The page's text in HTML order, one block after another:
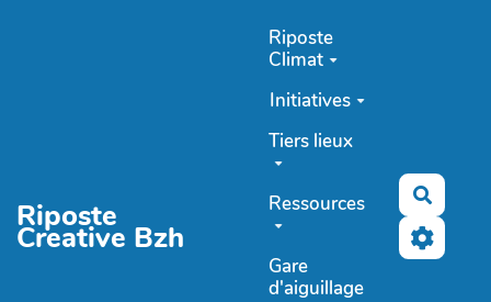
Riposte
Creative Bzh
Riposte
Climat
Initiatives
Tiers lieux
Ressources
Gare
d'aiguillage